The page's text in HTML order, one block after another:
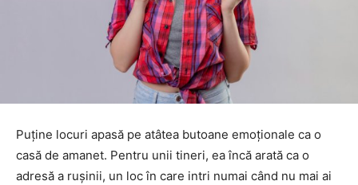
Puține locuri apasă pe atâtea butoane emoționale ca o
casă de amanet. Pentru unii tineri, ea încă arată ca o
adresă a rușinii, un loc în care intri numai când nu mai ai